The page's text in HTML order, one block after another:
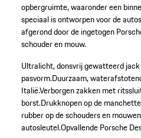
opbergruimte, waaronder een
speciaal is ontworpen voor de
afgerond door de ingetogen
schouder en mouw.
Ultralicht, donsvrij gewatteerd
pasvorm.Duurzaam,
Italië.Verborgen zakken met
borst.Drukknopen op de
rubber op de schouders en
autosleutel.Opvallende Porsche